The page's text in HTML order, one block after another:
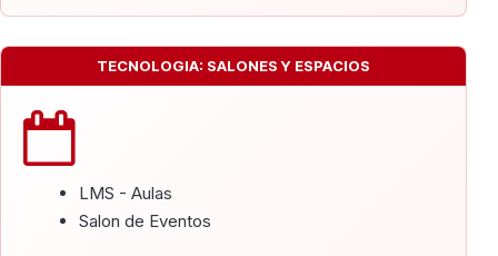
TECNOLOGIA: SALONES Y ESPACIOS
LMS - Aulas
Salon de Eventos